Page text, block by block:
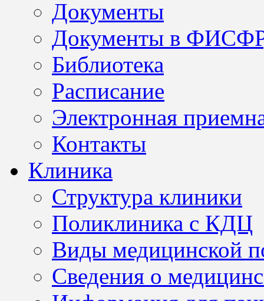
Документы
Документы в
Библиотека
Расписание
Электронная
Контакты
Клиника
Структура клиники
Поликлиника с КДЦ
Виды медицинской
Сведения о